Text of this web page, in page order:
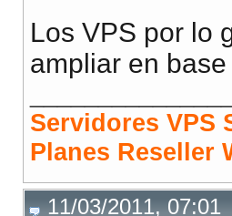
Los VPS por lo
ampliar en
Servidores VPS
Planes Reseller
11/03/2011, 07:01